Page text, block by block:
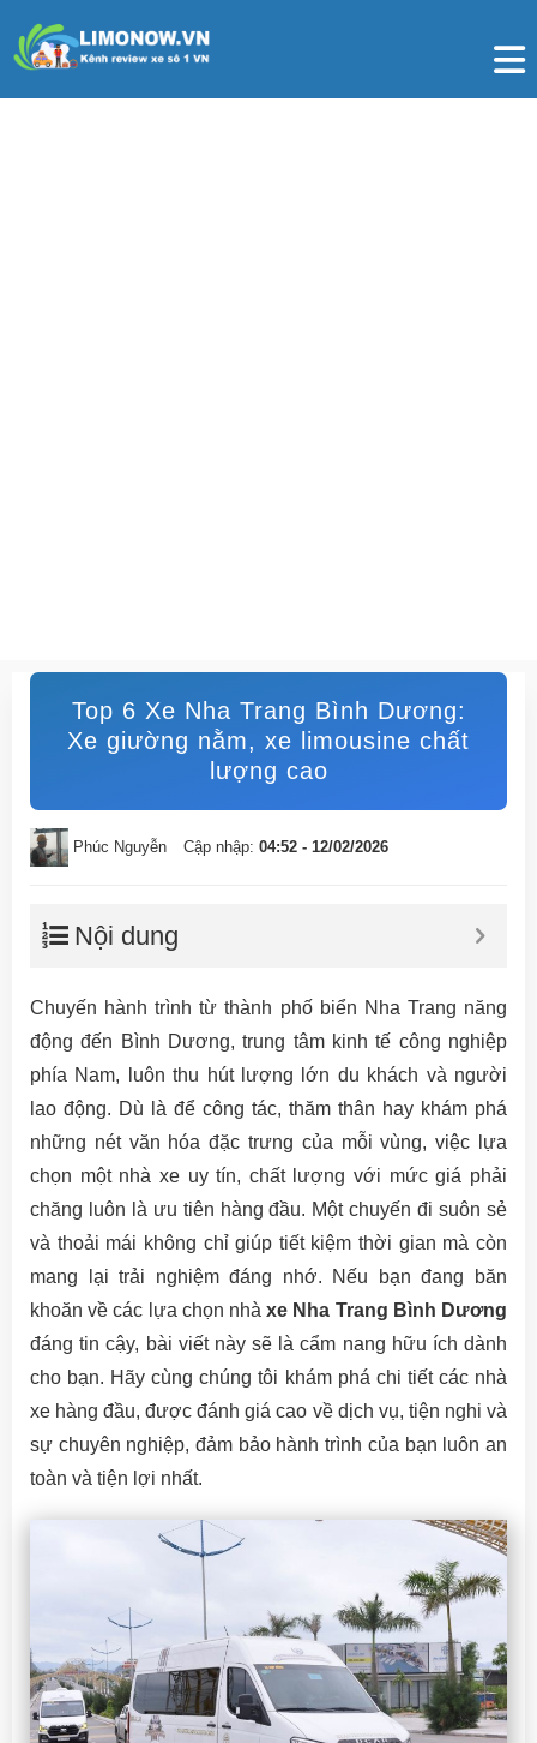
Top 6 Xe Nha Trang Bình Dương:
Xe giường nằm, xe limousine chất
lượng cao
Phúc Nguyễn Cập nhập: 04:52 - 12/02/2026
Nội dung
Chuyến hành trình từ thành phố biển Nha Trang năng
động đến Bình Dương, trung tâm kinh tế công nghiệp
phía Nam, luôn thu hút lượng lớn du khách và người
lao động. Dù là để công tác, thăm thân hay khám phá
những nét văn hóa đặc trưng của mỗi vùng, việc lựa
chọn một nhà xe uy tín, chất lượng với mức giá phải
chăng luôn là ưu tiên hàng đầu. Một chuyến đi suôn sẻ
và thoải mái không chỉ giúp tiết kiệm thời gian mà còn
mang lại trải nghiệm đáng nhớ. Nếu bạn đang băn
khoăn về các lựa chọn nhàxe Nha Trang Bình Dương
đáng tin cậy, bài viết này sẽ là cẩm nang hữu ích dành
cho bạn. Hãy cùng chúng tôi khám phá chi tiết các nhà
xe hàng đầu, được đánh giá cao về dịch vụ, tiện nghi và
sự chuyên nghiệp, đảm bảo hành trình của bạn luôn an
toàn và tiện lợi nhất.